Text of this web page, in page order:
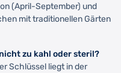
(April-September) und
mit traditionellen Gärten
zu kahl oder steril?
Schlüssel liegt in der